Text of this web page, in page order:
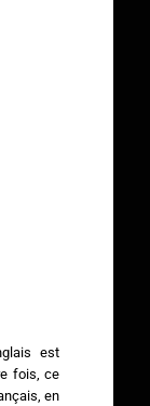
est
fois, ce
en